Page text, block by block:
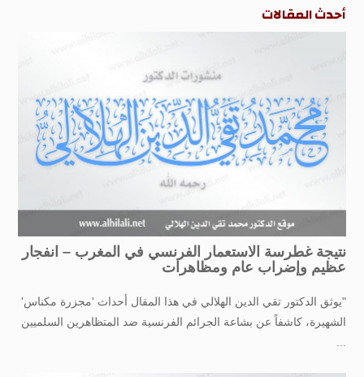
أحدث المقالات
نتيجة غطرسة الاستعمار الفرنسي في المغرب – انفجار
عظيم وإضراب عام ومظاهرات
"يوثق الدكتور تقي الدين الهلالي في هذا المقال أحداث 'مجزرة مكناس'
الشهيرة، كاشفاً عن بشاعة الجرائم الفرنسية ضد المتظاهرين السلميين
...